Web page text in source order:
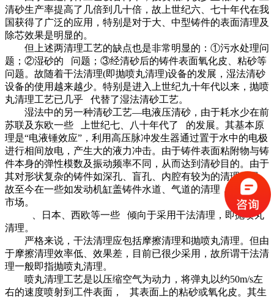
清砂生产率提高了几倍到几十倍，故上世纪六、七十年代在我
国获得了广泛的应用，特别是对于大、中型铸件的表面清理及
除芯效果是明显的。
但上述两清理工艺的缺点也是非常明显的：①污水处理问
题；②湿砂的 问题；③经清砂后的铸件表面氧化皮、粘砂等
问题。故随着干法清理(即抛喷丸清理)设备的发展，湿法清砂
设备的使用越来越少。特别是进入上世纪九十年代以来，抛喷
丸清理工艺已几乎 代替了湿法清砂工艺。
湿法中的另一种清砂工艺—电液压清砂，由于耗水少在前
苏联及东欧一些 上世纪七、八十年代了 的发展。其基本原
理是“电液锤效应”，利用高压脉冲发生器通过置于水中的电极
进行相间放电，产生大的液力冲击。由于铸件表面粘附物与铸
件本身的弹性模数及振动频率不同，从而达到清砂目的。由于
其对形状复杂的铸件如深孔、盲孔、内腔有较为的清理效果，
故至今在一些如发动机缸盖铸件水道、气道的清理，仍有 的
市场。
、日本、西欧等一些 倾向于采用干法清理，即抛喷丸
清理。
严格来说，干法清理应包括摩擦清理和抛喷丸清理。但由
于摩擦清理效率低、效果差，目前已很少采用，故所谓干法清
理一般即指抛喷丸清理。
喷丸清理工艺是以压缩空气为动力，将弹丸以约50m/s左
右的速度喷射到工件表面， 其表面上的粘砂或氧化皮。其生